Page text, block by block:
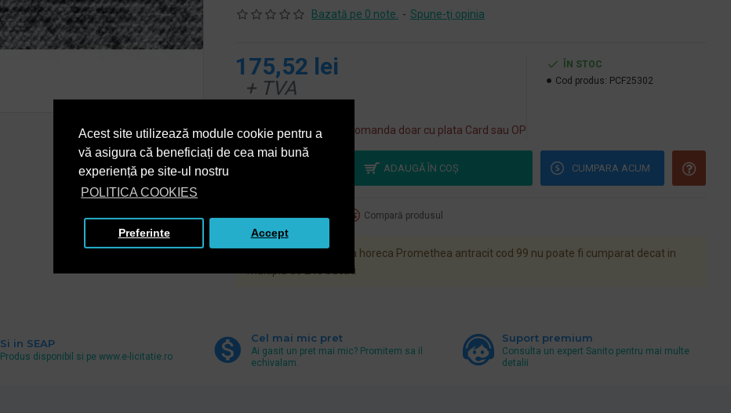
Acest site utilizează module cookie pentru a
vă asigura că beneficiați de cea mai bună
experiență pe site-ul nostru
POLITICA COOKIES
Preferinte Accept
Bazată pe 0 note. - Spune-ţi opinia
175,52 lei
+ TVA
Acest produs se poate comanda doar cu plata Card sau OP
ÎN STOC
Cod produs: PCF25302
ADAUGĂ ÎN COŞ CUMPARA ACUM
Compară produsul
Produsul Mocheta horeca Promethea antracit cod 99 nu poate fi cumparat decat in
multiplu de 240 bucati
Si in SEAP
Produs disponibil si pe www.e-licitatie.ro
Cel mai mic pret
Ai gasit un pret mai mic? Promitem sa il
echivalam.
Suport premium
Consulta un expert Sanito pentru mai multe
detalii